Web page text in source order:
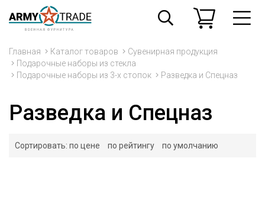
Главная Каталог товаров
Сувенирная продукция
Подарочные наборы из стекла
Подарочные наборы из 3-х стопок
Разведка и Спецназ
Разведка и Спецназ
Сортировать: по цене по рейтингу по умолчанию